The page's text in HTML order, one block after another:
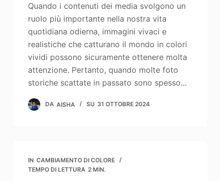
Quando i contenuti dei media svolgono un
ruolo più importante nella nostra vita
quotidiana odierna, immagini vivaci e
realistiche che catturano il mondo in colori
vividi possono sicuramente ottenere molta
attenzione. Pertanto, quando molte foto
storiche scattate in passato sono spesso...
DA AISHA SU 31 OTTOBRE 2024
IN CAMBIAMENTO DI COLORE
TEMPO DI LETTURA 2 MIN.